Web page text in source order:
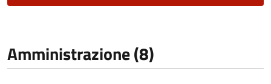
Amministrazione (8)